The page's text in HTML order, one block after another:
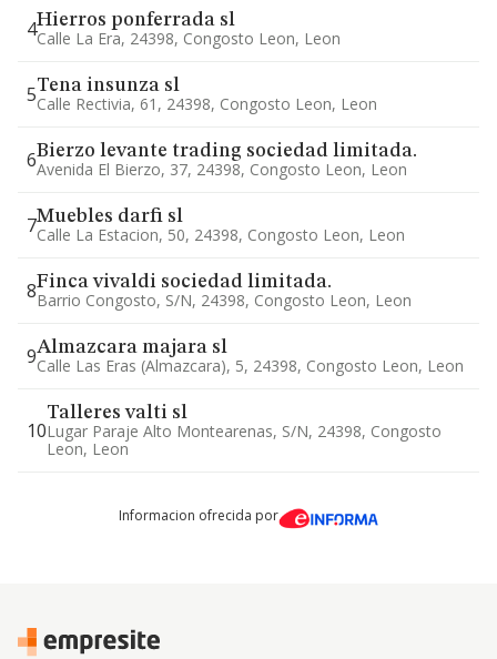
4Hierros ponferrada sl
Calle La Era, 24398, Congosto Leon, Leon
5Tena insunza sl
Calle Rectivia, 61, 24398, Congosto Leon, Leon
6Bierzo levante trading sociedad limitada.
Avenida El Bierzo, 37, 24398, Congosto Leon, Leon
7Muebles darfi sl
Calle La Estacion, 50, 24398, Congosto Leon, Leon
8Finca vivaldi sociedad limitada.
Barrio Congosto, S/n, 24398, Congosto Leon, Leon
9Almazcara majara sl
Calle Las Eras (almazcara), 5, 24398, Congosto Leon, Leon
10
Talleres valti sl
Lugar Paraje Alto Montearenas, S/n, 24398, Congosto
Leon, Leon
Informacion ofrecida por